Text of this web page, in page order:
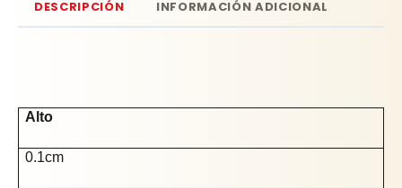
DESCRIPCIÓN INFORMACIÓN ADICIONAL
Alto
0.1cm